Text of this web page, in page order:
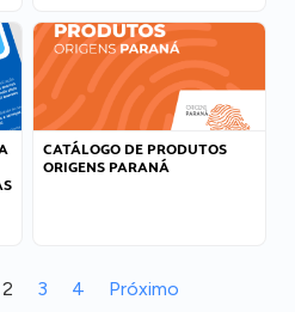
CATÁLOGO DE PRODUTOS
ORIGENS PARANÁ
2 3 4 Próximo